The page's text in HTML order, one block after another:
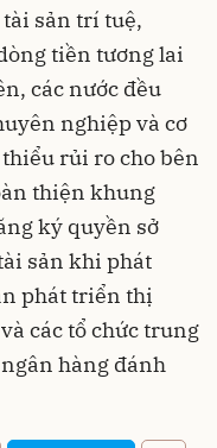
tài sản trí tuệ,
tiền tương lai
các nước đều
nghiệp và cơ
rủi ro cho bên
thiện khung
ký quyền sở
sản khi phát
phát triển thị
các tổ chức trung
hàng đánh